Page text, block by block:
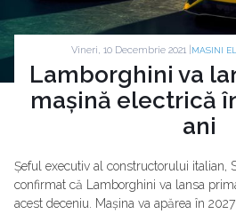
Vineri, 10 Decembrie 2021 | MASINI
Lamborghini va
mașină electrică
ani
Șeful executiv al constructorului italian,
confirmat că Lamborghini va lansa
acest deceniu. Mașina va apărea în